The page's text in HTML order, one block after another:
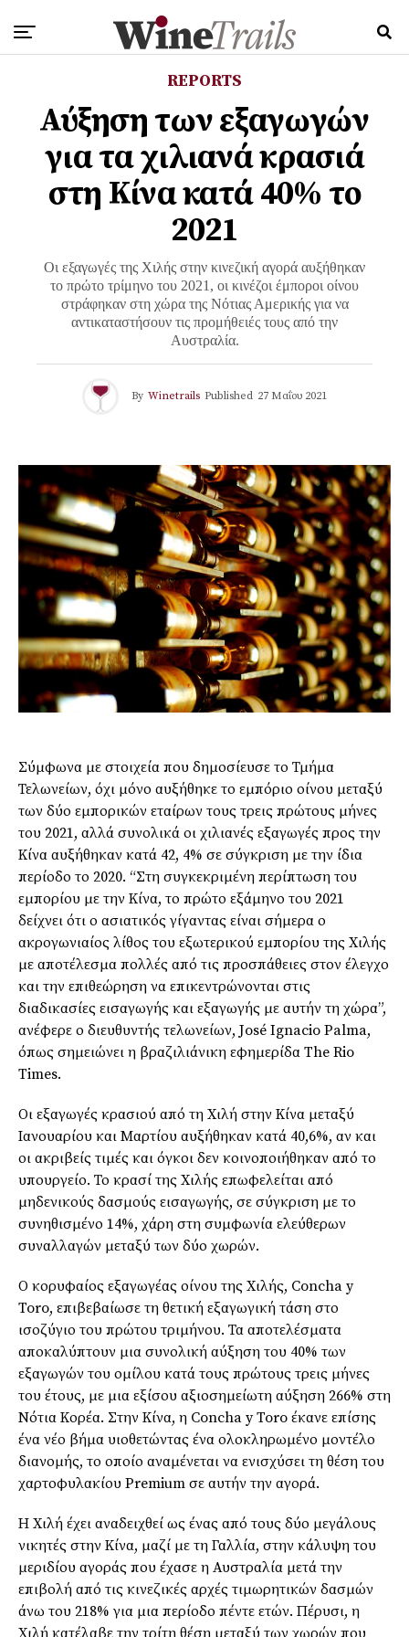
REPORTS
Αύξηση των εξαγωγών
για τα χιλιανά κρασιά
στη Κίνα κατά 40% το
2021
Οι εξαγωγές της Χιλής στην κινεζική αγορά αυξήθηκαν
το πρώτο τρίμηνο του 2021, οι κινέζοι έμποροι οίνου
στράφηκαν στη χώρα της Νότιας Αμερικής για να
αντικαταστήσουν τις προμήθειές τους από την
Αυστραλία.
By Winetrails Published 27 Μαΐου 2021
Σύμφωνα με στοιχεία που δημοσίευσε το Τμήμα
Τελωνείων, όχι μόνο αυξήθηκε το εμπόριο οίνου μεταξύ
των δύο εμπορικών εταίρων τους τρεις πρώτους μήνες
του 2021, αλλά συνολικά οι χιλιανές εξαγωγές προς την
Κίνα αυξήθηκαν κατά 42, 4% σε σύγκριση με την ίδια
περίοδο το 2020. “Στη συγκεκριμένη περίπτωση του
εμπορίου με την Κίνα, το πρώτο εξάμηνο του 2021
δείχνει ότι ο ασιατικός γίγαντας είναι σήμερα ο
ακρογωνιαίος λίθος του εξωτερικού εμπορίου της Χιλής
με αποτέλεσμα πολλές από τις προσπάθειες στον έλεγχο
και την επιθεώρηση να επικεντρώνονται στις
διαδικασίες εισαγωγής και εξαγωγής με αυτήν τη χώρα”,
ανέφερε ο διευθυντής τελωνείων, José Ignacio Palma,
όπως σημειώνει η βραζιλιάνικη εφημερίδα The Rio
Times.
Οι εξαγωγές κρασιού από τη Χιλή στην Κίνα μεταξύ
Ιανουαρίου και Μαρτίου αυξήθηκαν κατά 40,6%, αν και
οι ακριβείς τιμές και όγκοι δεν κοινοποιήθηκαν από το
υπουργείο. Το κρασί της Χιλής επωφελείται από
μηδενικούς δασμούς εισαγωγής, σε σύγκριση με το
συνηθισμένο 14%, χάρη στη συμφωνία ελεύθερων
συναλλαγών μεταξύ των δύο χωρών.
Ο κορυφαίος εξαγωγέας οίνου της Χιλής, Concha y
Toro, επιβεβαίωσε τη θετική εξαγωγική τάση στο
ισοζύγιο του πρώτου τριμήνου. Τα αποτελέσματα
αποκαλύπτουν μια συνολική αύξηση του 40% των
εξαγωγών του ομίλου κατά τους πρώτους τρεις μήνες
του έτους, με μια εξίσου αξιοσημείωτη αύξηση 266% στη
Νότια Κορέα. Στην Κίνα, η Concha y Toro έκανε επίσης
ένα νέο βήμα υιοθετώντας ένα ολοκληρωμένο μοντέλο
διανομής, το οποίο αναμένεται να ενισχύσει τη θέση του
χαρτοφυλακίου Premium σε αυτήν την αγορά.
Η Χιλή έχει αναδειχθεί ως ένας από τους δύο μεγάλους
νικητές στην Κίνα, μαζί με τη Γαλλία, στην κάλυψη του
μεριδίου αγοράς που έχασε η Αυστραλία μετά την
επιβολή από τις κινεζικές αρχές τιμωρητικών δασμών
άνω του 218% για μια περίοδο πέντε ετών. Πέρυσι, η
Χιλή κατέλαβε την τρίτη θέση μεταξύ των χωρών που